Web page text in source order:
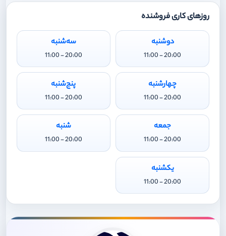
روزهای کاری فروشنده
دوشنبه
20:00 - 11:00
سه‌شنبه
20:00 - 11:00
چهارشنبه
20:00 - 11:00
پنج‌شنبه
20:00 - 11:00
جمعه
20:00 - 11:00
شنبه
20:00 - 11:00
یکشنبه
20:00 - 11:00